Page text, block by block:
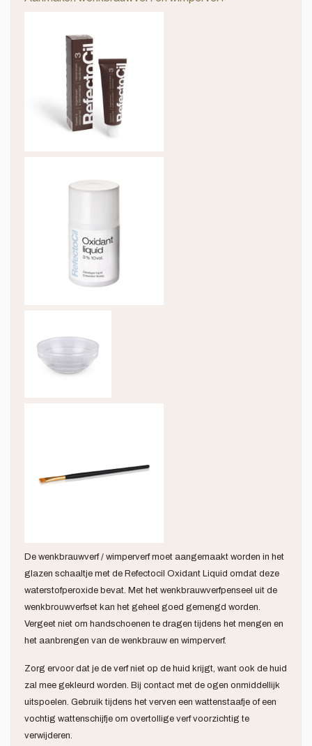
De wenkbrauwverf / wimperverf moet aangemaakt worden in het
glazen schaaltje met de Refectocil Oxidant Liquid omdat deze
waterstofperoxide bevat. Met het wenkbrauwverfpenseel uit de
wenkbrouwverfset kan het geheel goed gemengd worden.
Vergeet niet om handschoenen te dragen tijdens het mengen en
het aanbrengen van de wenkbrauw en wimperverf.
Zorg ervoor dat je de verf niet op de huid krijgt, want ook de huid
zal mee gekleurd worden. Bij contact met de ogen onmiddellijk
uitspoelen. Gebruik tijdens het verven een wattenstaafje of een
vochtig wattenschijfje om overtollige verf voorzichtig te
verwijderen.